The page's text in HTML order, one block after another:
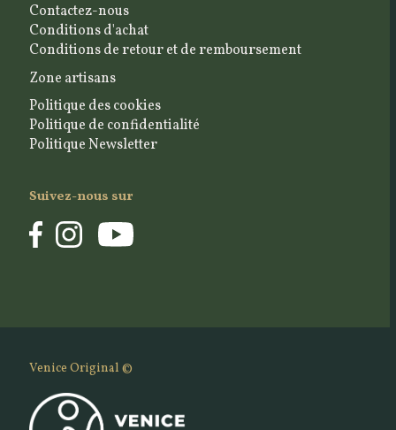
Contactez-nous
Conditions d'achat
Conditions de retour et de remboursement
Zone artisans
Politique des cookies
Politique de confidentialité
Politique Newsletter
Suivez-nous sur
Venice Original ©